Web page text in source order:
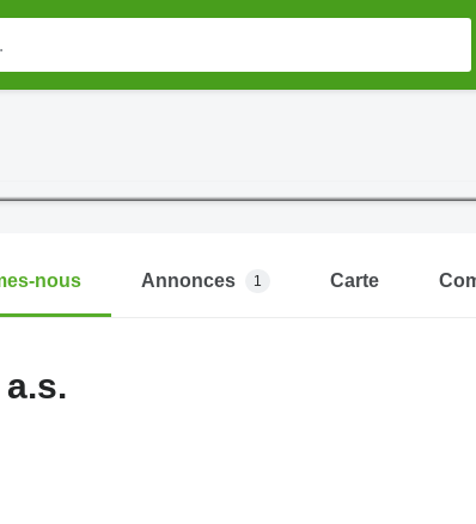
nous Annonces 1 Carte